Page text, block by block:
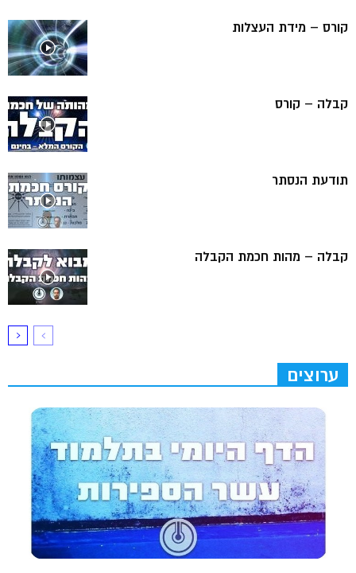
קורס – מידת העצלות
קבלה – קורס
תודעת הנסתר
קבלה – מהות חכמת הקבלה
ערוצים